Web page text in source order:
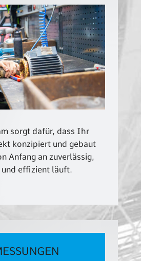
sorgt dafür, dass Ihr
konzipiert und gebaut
Anfang an zuverlässig,
und effizient läuft.